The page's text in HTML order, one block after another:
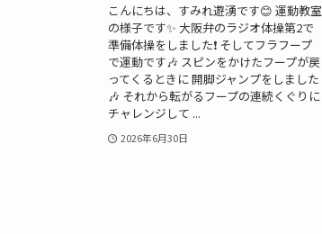
こんにちは、すみれ遊湧です😊 運動教室
の様子です✨ 大阪弁のラジオ体操第2で
準備体操をしました❗ そしてフラフープ
で運動です🎶 スピンをかけたフープが戻
ってくるときに 開脚ジャンプをしました
🎶 それから転がるフープの連続くぐりに
チャレンジして ...
2026年6月30日